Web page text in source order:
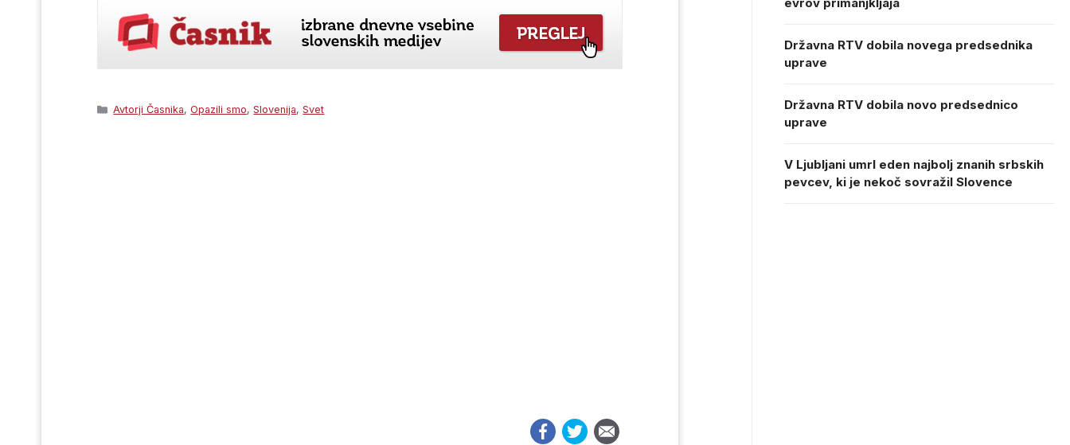
Categories
Avtorji Časnika,Opazili smo,Slovenija,Svet
Državna RTV dobila novega predsednika
uprave
Državna RTV dobila novo predsednico
uprave
V Ljubljani umrl eden najbolj znanih srbskih
pevcev, ki je nekoč sovražil Slovence